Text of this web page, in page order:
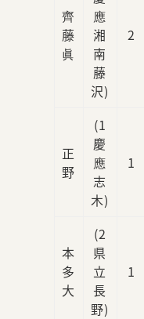
齊
藤
眞
應
湘
南
藤
沢)
2
正
野
(1
慶
應
志
木)
1
本
多
大
(2
県
立
長
野)
1